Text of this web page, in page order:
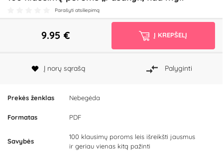
Parašyti atsiliepimą
Prekės ženklas Nebegėda
Formatas PDF
Savybės
100 klausimų poroms leis išreikšti jausmus
ir geriau vienas kitą pažinti
9.95 € Į KREPŠELĮ
Į norų sąrašą Palyginti